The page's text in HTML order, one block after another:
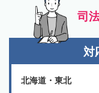
司
対
北海道・東北